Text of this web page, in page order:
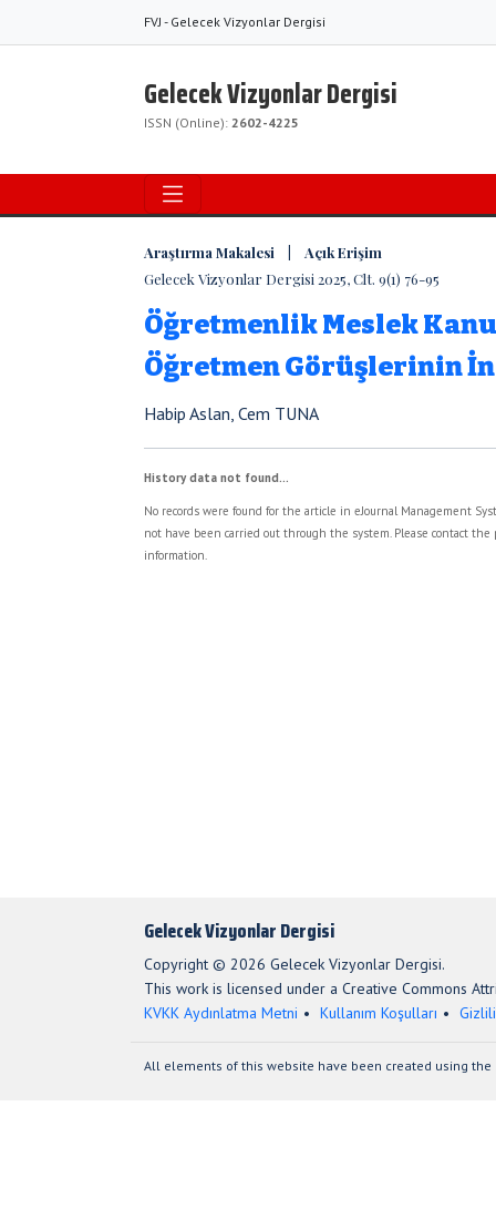
FVJ - Gelecek Vizyonlar Dergisi
Gelecek Vizyonlar Dergisi
ISSN (Online): 2602-4225
Araştırma Makalesi | Açık Erişim
Gelecek Vizyonlar Dergisi 2025, Clt. 9(1) 76-95
Öğretmenlik Meslek
Öğretmen Görüşlerinin
Habip Aslan, Cem TUNA
History data not found...
No records were found for the article in eJournal Management
not have been carried out through the system. Please contact
information.
Gelecek Vizyonlar Dergisi
Copyright © 2026 Gelecek Vizyonlar Dergisi.
This work is licensed under a Creative Commons
KVKK Aydınlatma Metni
Kullanım Koşulları
All elements of this website have been created using the